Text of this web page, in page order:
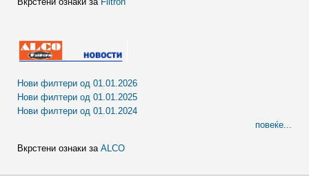
Нови филтери од 01.01.2026
Нови филтери од 01.01.2025
Нови филтери од 01.01.2024
повеќе...
Вкрстени ознаки за ALCO